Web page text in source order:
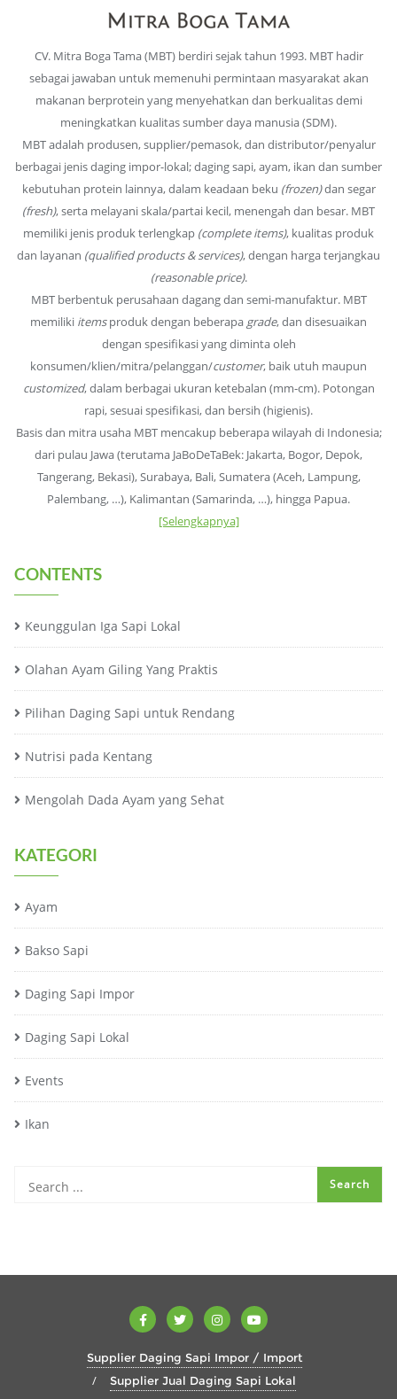
CV. Mitra Boga Tama (MBT) berdiri sejak tahun 1993. MBT hadir
sebagai jawaban untuk memenuhi permintaan masyarakat akan
makanan berprotein yang menyehatkan dan berkualitas demi
meningkatkan kualitas sumber daya manusia (SDM).
MBT adalah produsen, supplier/pemasok, dan distributor/penyalur
berbagai jenis daging impor-lokal; daging sapi, ayam, ikan dan sumber
kebutuhan protein lainnya, dalam keadaan beku (frozen)dan segar
(fresh), serta melayani skala/partai kecil, menengah dan besar. MBT
memiliki jenis produk terlengkap (complete items), kualitas produk
dan layanan (qualified products & services), dengan harga terjangkau
(reasonable price).
MBT berbentuk perusahaan dagang dan semi-manufaktur. MBT
memiliki itemsproduk dengan beberapa grade, dan disesuaikan
dengan spesifikasi yang diminta oleh
konsumen/klien/mitra/pelanggan/customer, baik utuh maupun
customized, dalam berbagai ukuran ketebalan (mm-cm). Potongan
rapi, sesuai spesifikasi, dan bersih (higienis).
Basis dan mitra usaha MBT mencakup beberapa wilayah di Indonesia;
dari pulau Jawa (terutama JaBoDeTaBek: Jakarta, Bogor, Depok,
Tangerang, Bekasi), Surabaya, Bali, Sumatera (Aceh, Lampung,
Palembang, …), Kalimantan (Samarinda, …), hingga Papua.
[Selengkapnya]
CONTENTS
Keunggulan Iga Sapi Lokal
Olahan Ayam Giling Yang Praktis
Pilihan Daging Sapi untuk Rendang
Nutrisi pada Kentang
Mengolah Dada Ayam yang Sehat
KATEGORI
Ayam
Bakso Sapi
Daging Sapi Impor
Daging Sapi Lokal
Events
Ikan
Supplier Daging Sapi Impor / Import
Supplier Jual Daging Sapi Lokal